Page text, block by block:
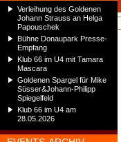
Verleihung des Goldenen
Johann Strauss an Helga
Papouschek
Bühne Donaupark Presse-
Empfang
Klub 66 im U4 mit Tamara
Mascara
Goldenen Spargel für Mike
Süsser&Johann-Philipp
Spiegelfeld
Klub 66 im U4 am
28.05.2026